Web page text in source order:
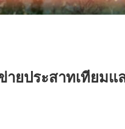
ยประสาทเทียมแ